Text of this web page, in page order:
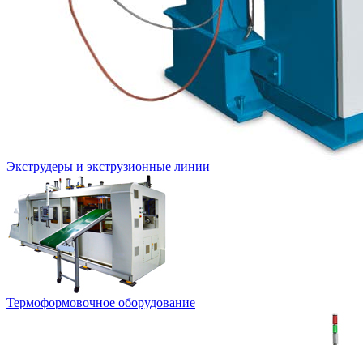
Экструдеры и экструзионные линии
Термоформовочное оборудование